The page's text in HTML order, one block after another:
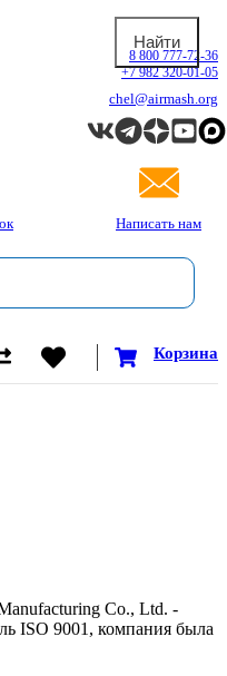
Написать нам
8 800 777-72-36
+7 982 320-01-05
chel@airmash.org
Корзина
Co., Ltd. -
ISO 9001, компания была